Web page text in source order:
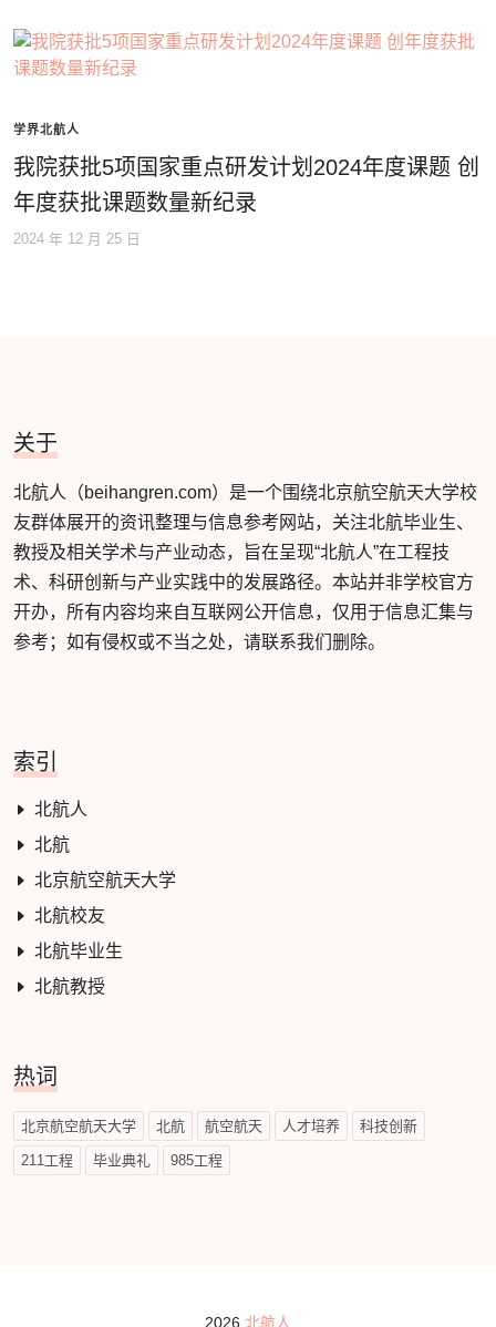
学界北航人
我院获批5项国家重点研发计划2024年度课题 创
年度获批课题数量新纪录
2024 年 12 月 25 日
关于
北航人（beihangren.com）是一个围绕北京航空航天大学校
友群体展开的资讯整理与信息参考网站，关注北航毕业生、
教授及相关学术与产业动态，旨在呈现“北航人”在工程技
术、科研创新与产业实践中的发展路径。本站并非学校官方
开办，所有内容均来自互联网公开信息，仅用于信息汇集与
参考；如有侵权或不当之处，请联系我们删除。
索引
北航人
北航
北京航空航天大学
北航校友
北航毕业生
北航教授
热词
北京航空航天大学 北航 航空航天 人才培养 科技创新
211工程 毕业典礼 985工程
2026 北航人